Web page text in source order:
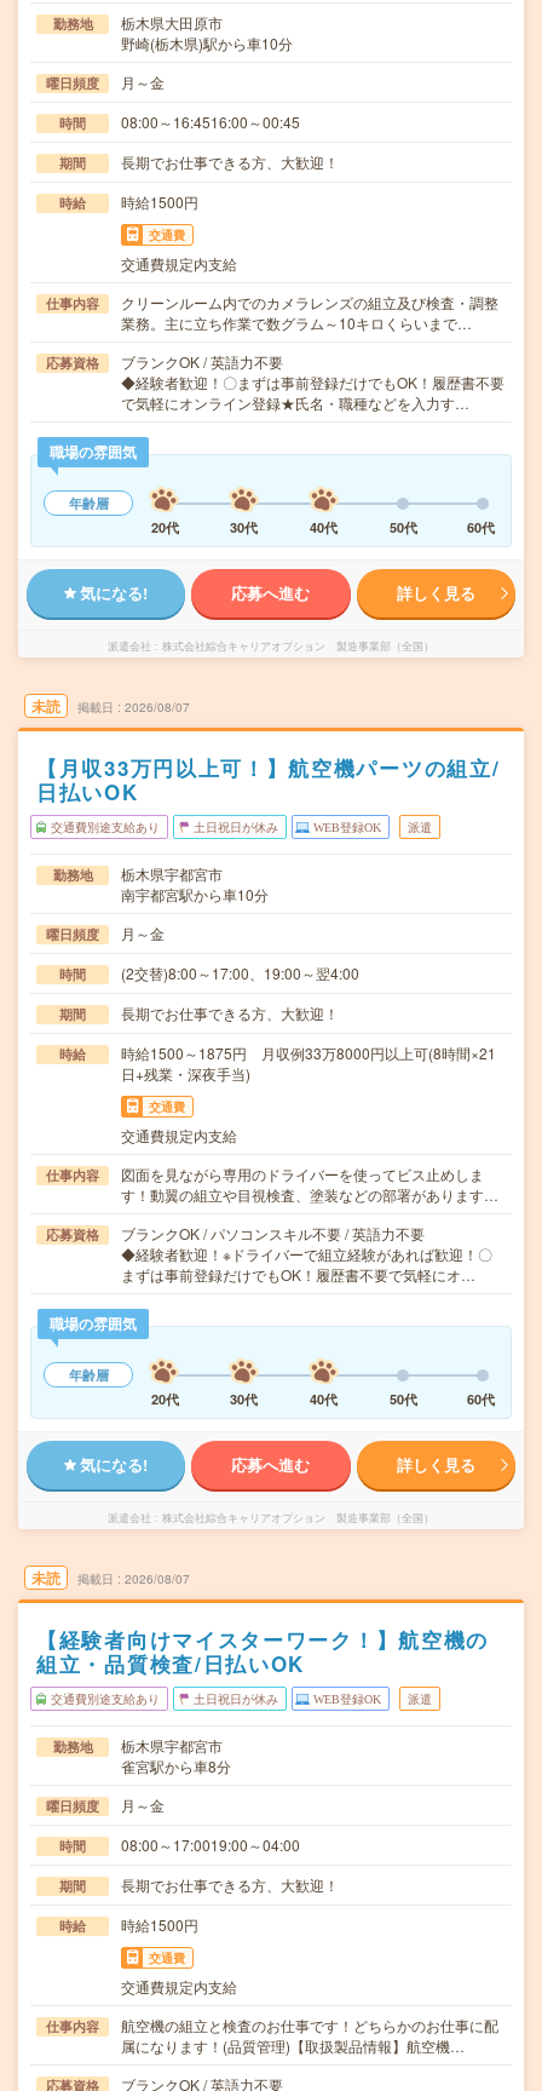
勤務地
栃木県大田原市
野崎(栃木県)駅から車10分
曜日頻度 月～金
時間 08:00～16:4516:00～00:45
期間 長期でお仕事できる方、大歓迎！
時給 時給1500円
交通費
交通費規定内支給
仕事内容
クリーンルーム内でのカメラレンズの組立及び検査・調整
業務。主に立ち作業で数グラム～10キロくらいまで…
応募資格
ブランクOK / 英語力不要
◆経験者歓迎！〇まずは事前登録だけでもOK！履歴書不要
で気軽にオンライン登録★氏名・職種などを入力す…
職場の雰囲気
年齢層
20代
30代 40代 50代 60代
気になる! 応募へ進む 詳しく見る
派遣会社 株式会社綜合キャリアオプション 製造事業部（全国）
未読 掲載日 2026/08/07
【月収33万円以上可！】航空機パーツの組立/
日払いOK
交通費別途支給あり 土日祝日が休み WEB登録OK 派遣
勤務地
栃木県宇都宮市
南宇都宮駅から車10分
曜日頻度 月～金
時間 (2交替)8:00～17:00、19:00～翌4:00
期間 長期でお仕事できる方、大歓迎！
時給
時給1500～1875円 月収例33万8000円以上可(8時間×21
日+残業・深夜手当)
交通費
交通費規定内支給
仕事内容
図面を見ながら専用のドライバーを使ってビス止めしま
す！動翼の組立や目視検査、塗装などの部署があります…
応募資格
ブランクOK / パソコンスキル不要 / 英語力不要
◆経験者歓迎！※ドライバーで組立経験があれば歓迎！〇
まずは事前登録だけでもOK！履歴書不要で気軽にオ…
職場の雰囲気
年齢層
20代
30代 40代 50代 60代
気になる! 応募へ進む 詳しく見る
派遣会社 株式会社綜合キャリアオプション 製造事業部（全国）
未読 掲載日 2026/08/07
【経験者向けマイスターワーク！】航空機の
組立・品質検査/日払いOK
交通費別途支給あり 土日祝日が休み WEB登録OK 派遣
勤務地
栃木県宇都宮市
雀宮駅から車8分
曜日頻度 月～金
時間 08:00～17:0019:00～04:00
期間 長期でお仕事できる方、大歓迎！
時給 時給1500円
交通費
交通費規定内支給
仕事内容
航空機の組立と検査のお仕事です！どちらかのお仕事に配
属になります！(品質管理)【取扱製品情報】航空機…
応募資格 ブランクOK / 英語力不要